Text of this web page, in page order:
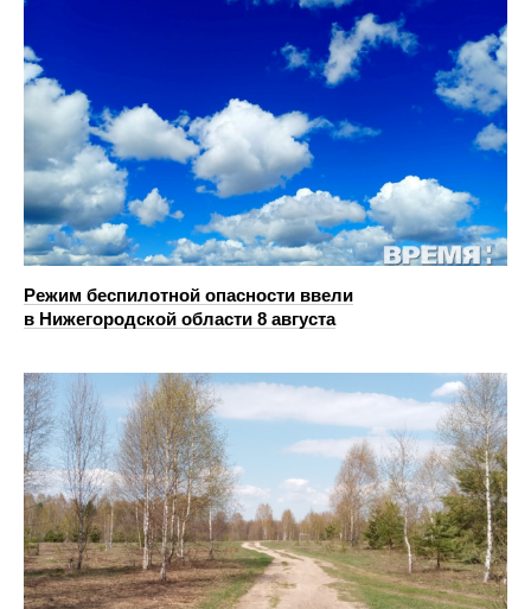
Режим беспилотной опасности ввели
в Нижегородской области 8 августа